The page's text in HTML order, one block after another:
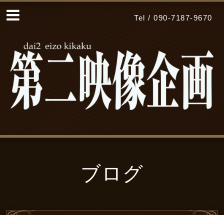
Tel / 090-7187-9670
ブログ